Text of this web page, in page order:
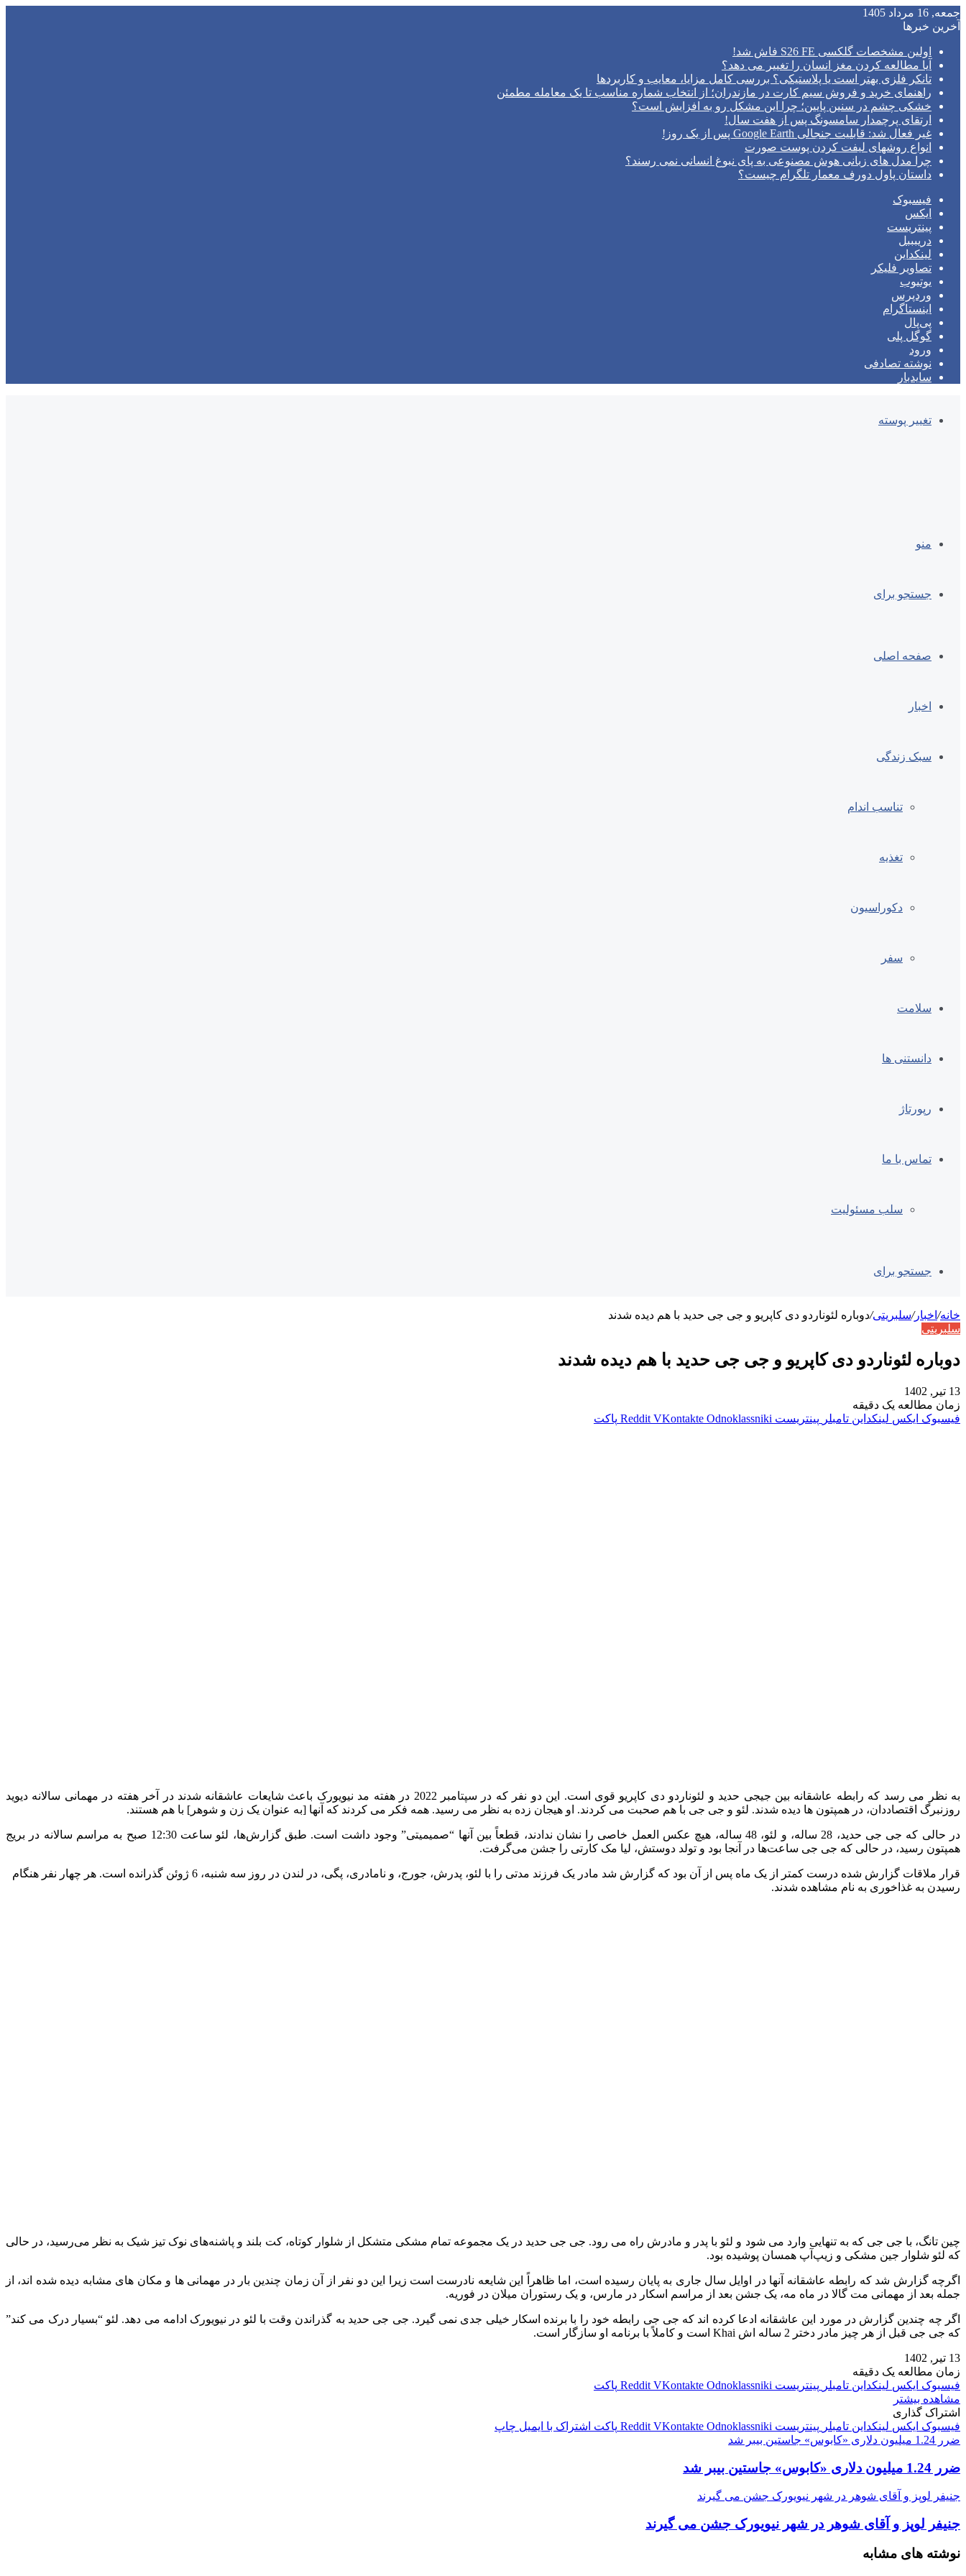
جمعه, 16 مرداد 1405
آخرین خبرها
اولین مشخصات گلکسی S26 FE فاش شد!
آیا مطالعه کردن مغز انسان را تغییر می‌ دهد؟
تانکر فلزی بهتر است یا پلاستیکی؟ بررسی کامل مزایا، معایب و کاربردها
راهنمای خرید و فروش سیم کارت در مازندران؛ از انتخاب شماره مناسب تا یک معامله مطمئن
خشکی چشم در سنین پایین؛ چرا این مشکل رو به افزایش است؟
ارتقای پرچمدار سامسونگ پس از هفت سال!
غیر فعال شد: قابلیت جنجالی Google Earth پس از یک روز!
انواع روشهای لیفت کردن پوست صورت
چرا مدل‌ های زبانی هوش مصنوعی به پای نبوغ انسانی نمی‌ رسند؟
داستان پاول دورف معمار تلگرام چیست؟
فیسبوک
ایکس
پینتریست
دریبببل
لینکداین
تصاویر فلیکر
یوتیوب
وردپرس
اینستاگرام
پی‌پال
گوگل پلی
ورود
نوشته تصادفی
سایدبار
تغییر پوسته
منو
جستجو برای
صفحه اصلی
اخبار
سبک زندگی
تناسب اندام
تغذیه
دکوراسیون
سفر
سلامت
دانستنی ها
رپورتاژ
تماس با ما
سلب مسئولیت
جستجو برای
خانه/ اخبار/سلبریتی/دوباره لئوناردو دی کاپریو و جی جی حدید با هم دیده شدند
سلبریتی
دوباره لئوناردو دی کاپریو و جی جی حدید با هم دیده شدند
13 تیر, 1402
زمان مطالعه یک دقیقه
فیسبوک ایکس لینکداین تامبلر پینتریست Reddit VKontakte Odnoklassniki پاکت
به نظر می رسد که رابطه عاشقانه بین جیجی حدید و لئوناردو دی کاپریو قوی است. این دو نفر که در سپتامبر 2022 در هفته مد نیویورک باعث شایعات عاشقانه شدند در آخر هفته در مهمانی سالانه دیوید
روزنبرگ اقتصاددان، در همپتون ها دیده شدند. لئو و جی جی با هم صحبت می کردند. او هیجان زده به نظر می رسید. همه فکر می کردند که آنها [به عنوان یک زن و شوهر] با هم هستند.
در حالی که جی جی حدید، 28 ساله، و لئو، 48 ساله، هیچ عکس العمل خاصی را نشان ندادند، قطعاً بین آنها “صمیمیتی” وجود داشت است. طبق گزارش‌ها، لئو ساعت 12:30 صبح به مراسم سالانه در بریج
همپتون رسید، در حالی که جی جی ساعت‌ها در آنجا بود و تولد دوستش، لیا مک کارتی را جشن می‌گرفت.
قرار ملاقات گزارش شده درست کمتر از یک ماه پس از آن بود که گزارش شد مادر یک فرزند مدتی را با لئو، پدرش، جورج، و نامادری، پگی، در لندن در روز سه شنبه، 6 ژوئن گذرانده است. هر چهار نفر هنگام
رسیدن به غذاخوری به نام مشاهده شدند.
چین تانگ، با جی جی که به تنهایی وارد می شود و لئو با پدر و مادرش راه می رود. جی جی حدید در یک مجموعه تمام مشکی متشکل از شلوار کوتاه، کت بلند و پاشنه‌های نوک تیز شیک به نظر می‌رسید، در حالی
که لئو شلوار جین مشکی و زیپ‌آپ همسان پوشیده بود.
اگرچه گزارش شد که رابطه عاشقانه آنها در اوایل سال جاری به پایان رسیده است، اما ظاهراً این شایعه نادرست است زیرا این دو نفر از آن زمان چندین بار در مهمانی ها و مکان های مشابه دیده شده اند، از
جمله بعد از مهمانی مت گالا در ماه مه، یک جشن بعد از مراسم اسکار در مارس، و یک رستوران میلان در فوریه.
اگر چه چندین گزارش در مورد این عاشقانه ادعا کرده اند که جی جی رابطه خود را با برنده اسکار خیلی جدی نمی گیرد. جی جی حدید به گذراندن وقت با لئو در نیویورک ادامه می دهد. لئو “بسیار درک می کند”
که جی جی قبل از هر چیز مادر دختر 2 ساله اش Khai است و کاملاً با برنامه او سازگار است.
13 تیر, 1402
زمان مطالعه یک دقیقه
فیسبوک ایکس لینکداین تامبلر پینتریست Reddit VKontakte Odnoklassniki
پاکت
مشاهده بیشتر
اشتراک گذاری
فیسبوک ایکس لینکداین تامبلر پینتریست Reddit VKontakte Odnoklassniki پاکت اشتراک با ایمیل چاپ
ضرر 1.24 میلیون دلاری «کابوس» جاستین بیبر شد
ضرر 1.24 میلیون دلاری «کابوس» جاستین بیبر شد
جنیفر لوپز و آقای شوهر در شهر نیویورک جشن می گیرند
جنیفر لوپز و آقای شوهر در شهر نیویورک جشن می گیرند
نوشته های مشابه